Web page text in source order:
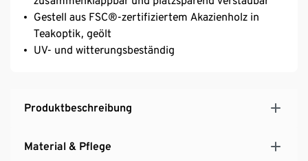
Gestell aus FSC®-zertifiziertem Akazienholz in
Teakoptik, geölt
UV- und witterungsbeständig
Produktbeschreibung
Material & Pflege